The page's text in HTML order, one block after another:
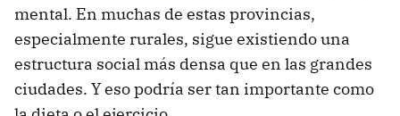
mental. En muchas de estas provincias,
especialmente rurales, sigue existiendo una
estructura social más densa que en las grandes
ciudades. Y eso podría ser tan importante como